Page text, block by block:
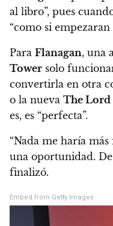
al libro”, pues
“como si empezaran
Para Flanagan, una
Tower solo
convertirla en otra
o la nueva The Lord
es, es “perfecta”.
“Nada me haría
una oportunidad.
finalizó.
Embed from Getty Images